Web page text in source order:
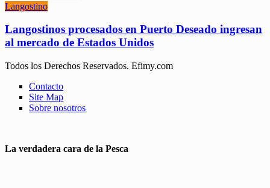
Langostino
Langostinos procesados en Puerto Deseado ingresan
al mercado de Estados Unidos
Todos los Derechos Reservados. Efimy.com
Contacto
Site Map
Sobre nosotros
La verdadera cara de la Pesca